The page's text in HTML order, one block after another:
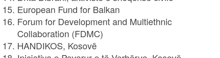
European Fund for Balkan
Forum for Development and Multiethnic
Collaboration (FDMC)
HANDIKOS, Kosovë